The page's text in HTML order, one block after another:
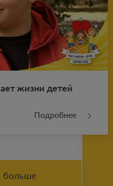
жизни детей
Подробнее
больше